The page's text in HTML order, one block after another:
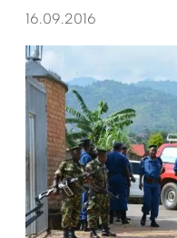
16.09.2016